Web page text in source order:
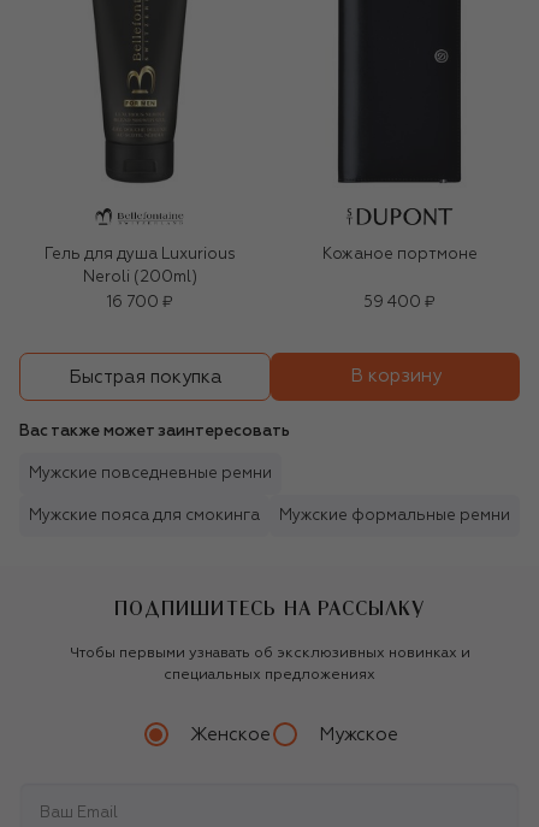
Гель для душа Luxurious
Neroli (200ml)
16 700 ₽
Кожаное портмоне
59 400 ₽
Быстрая покупка В корзину
Вас также может заинтересовать
Мужские повседневные ремни
Мужские пояса для смокинга Мужские формальные ремни
ПОДПИШИТЕСЬ НА РАССЫЛКУ
Чтобы первыми узнавать об эксклюзивных новинках и
специальных предложениях
Женское Мужское